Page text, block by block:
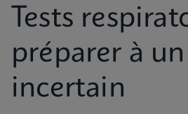
Tests
préparer à
incertain